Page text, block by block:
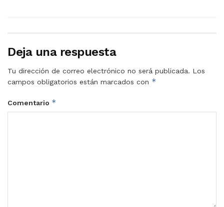
Deja una respuesta
Tu dirección de correo electrónico no será publicada. Los
campos obligatorios están marcados con *
Comentario *